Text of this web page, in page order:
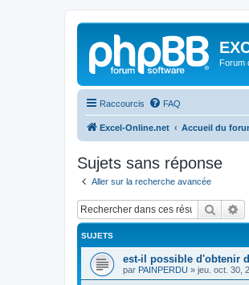
Forum
Raccourcis FAQ
Excel-Online.net Accueil du
Sujets sans réponse
Aller sur la recherche avancée
SUJETS
est-il possible d'obtenir
par PAINPERDU » jeu. oct. 30,